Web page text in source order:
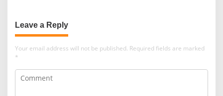
Leave a Reply
Your email address will not be published. Required fields are marked
*